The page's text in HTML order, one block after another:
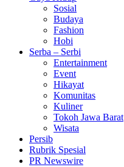
Sosial
Budaya
Fashion
Hobi
Serba – Serbi
Entertainment
Event
Hikayat
Komunitas
Kuliner
Tokoh Jawa Barat
Wisata
Persib
Rubrik Spesial
PR Newswire